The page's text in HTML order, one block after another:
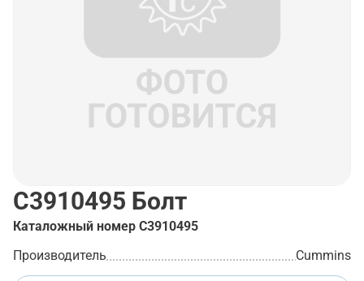
C3910495 Болт
Каталожный номер C3910495
Производитель
Cummins